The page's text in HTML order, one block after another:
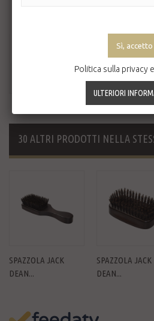
30 ALTRI PRODOTTI NELLA
SPAZZOLA JACK
DEAN...
SPAZZOLA JACK
DEAN...
Politica sulla privacy